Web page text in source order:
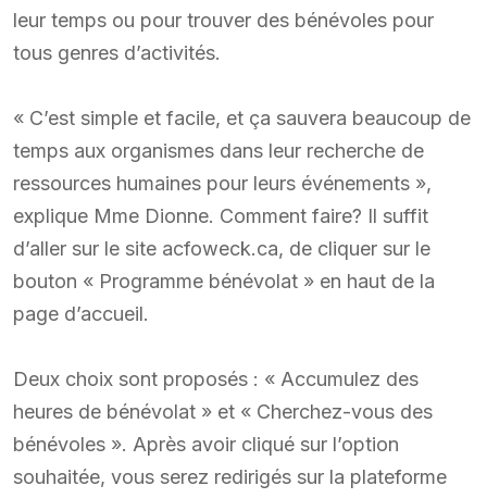
leur temps ou pour trouver des bénévoles pour
tous genres d’activités.
« C’est simple et facile, et ça sauvera beaucoup de
temps aux organismes dans leur recherche de
ressources humaines pour leurs événements »,
explique Mme Dionne. Comment faire? Il suffit
d’aller sur le site acfoweck.ca, de cliquer sur le
bouton « Programme bénévolat » en haut de la
page d’accueil.
Deux choix sont proposés : « Accumulez des
heures de bénévolat » et « Cherchez-vous des
bénévoles ». Après avoir cliqué sur l’option
souhaitée, vous serez redirigés sur la plateforme